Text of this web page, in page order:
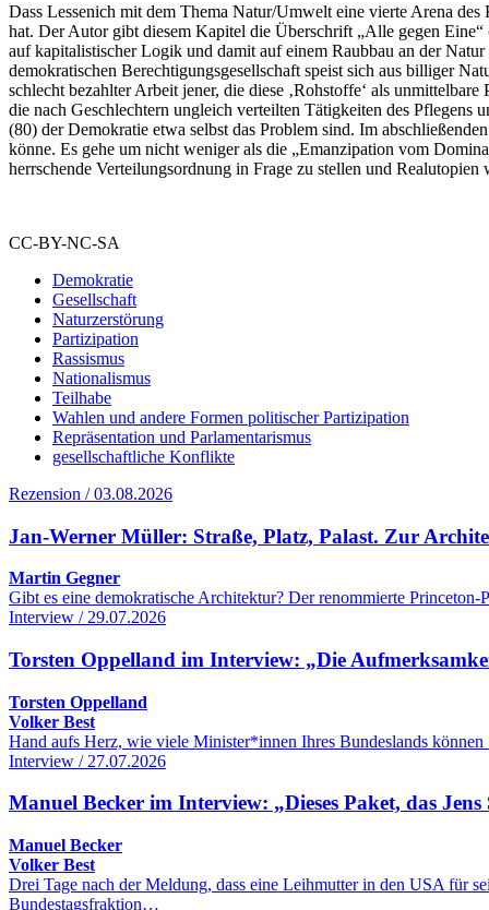
Dass Lessenich mit dem Thema Natur/Umwelt eine vierte Arena
hat. Der Autor gibt diesem Kapitel die Überschrift „Alle gegen
auf kapitalistischer Logik und damit auf einem Raubbau an der
demokratischen Berechtigungsgesellschaft speist sich aus billiger
schlecht bezahlter Arbeit jener, die diese ‚Rohstoffe‘ als
die nach Geschlechtern ungleich verteilten Tätigkeiten des Pflegens
(80) der Demokratie etwa selbst das Problem sind. Im
könne. Es gehe um nicht weniger als die „Emanzipation vom
herrschende Verteilungsordnung in Frage zu stellen und
CC-BY-NC-SA
Demokratie
Gesellschaft
Naturzerstörung
Partizipation
Rassismus
Nationalismus
Teilhabe
Wahlen und andere Formen politischer Partizipation
Repräsentation und Parlamentarismus
gesellschaftliche Konflikte
Rezension / 03.08.2026
Jan-Werner Müller: Straße, Platz, Palast. Zur
Martin Gegner
Gibt es eine demokratische Architektur? Der renommierte
Interview / 29.07.2026
Torsten Oppelland im Interview: „Die
Torsten Oppelland
Volker Best
Hand aufs Herz, wie viele Minister*innen Ihres Bundeslands
Interview / 27.07.2026
Manuel Becker im Interview: „Dieses Paket, das
Manuel Becker
Volker Best
Drei Tage nach der Meldung, dass eine Leihmutter in den USA für
Bundestagsfraktion…